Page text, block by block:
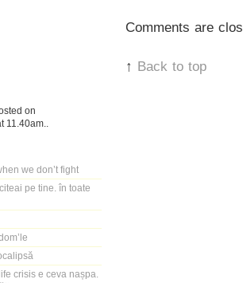
on
11.40am
we don’t fight
pe tine. în toate
crisis e ceva nașpa.
Comments are
↑ Back to top